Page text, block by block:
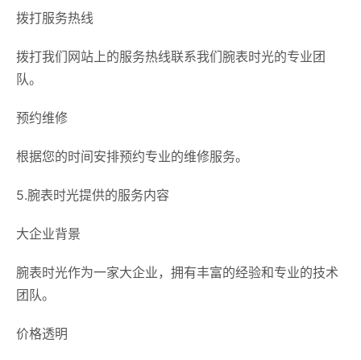
拨打服务热线
拨打我们网站上的服务热线联系我们腕表时光的专业团
队。
预约维修
根据您的时间安排预约专业的维修服务。
5.腕表时光提供的服务内容
大企业背景
腕表时光作为一家大企业，拥有丰富的经验和专业的技术
团队。
价格透明